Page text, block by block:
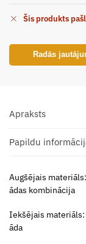
Šis produkts
Radās
Apraksts
Papildu
Augšējais materiāls:
ādas kombinācija
Iekšējais materiāls:
āda